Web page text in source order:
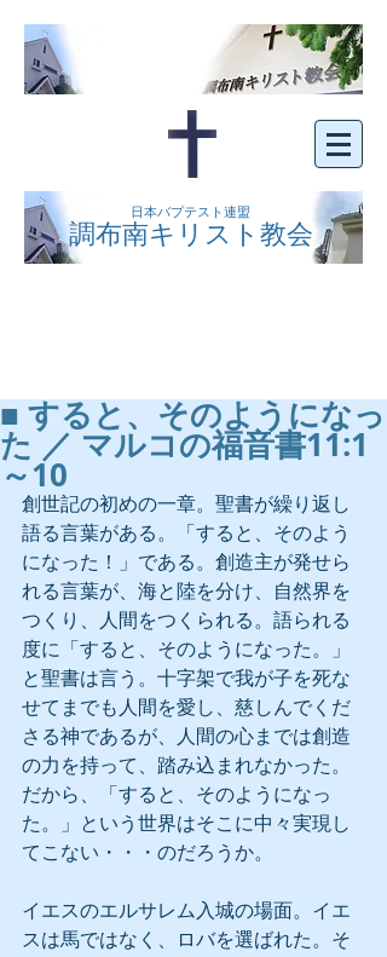
日本バプテスト連盟
調布南キリスト教会
■ すると、そのようになっ
た ／ マルコの福音書11:1
～10
創世記の初めの一章。聖書が繰り返し
語る言葉がある。「すると、そのよう
になった！」である。創造主が発せら
れる言葉が、海と陸を分け、自然界を
つくり、人間をつくられる。語られる
度に「すると、そのようになった。」
と聖書は言う。十字架で我が子を死な
せてまでも人間を愛し、慈しんでくだ
さる神であるが、人間の心までは創造
の力を持って、踏み込まれなかった。
だから、「すると、そのようになっ
た。」という世界はそこに中々実現し
てこない・・・のだろうか。
イエスのエルサレム入城の場面。イエ
スは馬ではなく、ロバを選ばれた。そ